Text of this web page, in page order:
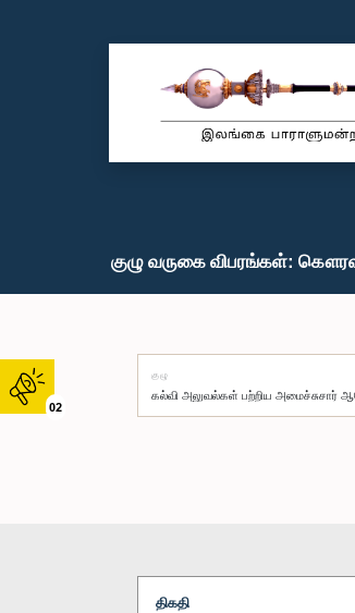
02
குழு வருகை விபரங்கள்:
குழு
திகதி